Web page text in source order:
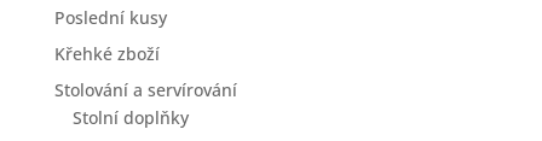
Poslední kusy
Křehké zboží
Stolování a servírování
Stolní doplňky